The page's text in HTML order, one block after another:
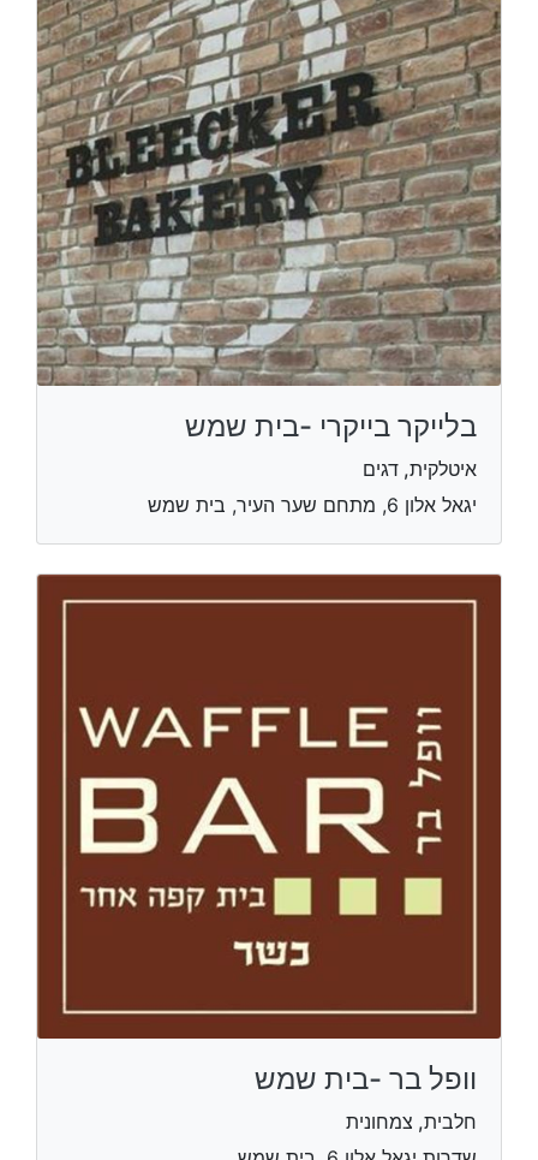
בלייקר בייקרי -בית שמש
איטלקית, דגים
יגאל אלון 6, מתחם שער העיר, בית שמש
וופל בר -בית שמש
חלבית, צמחונית